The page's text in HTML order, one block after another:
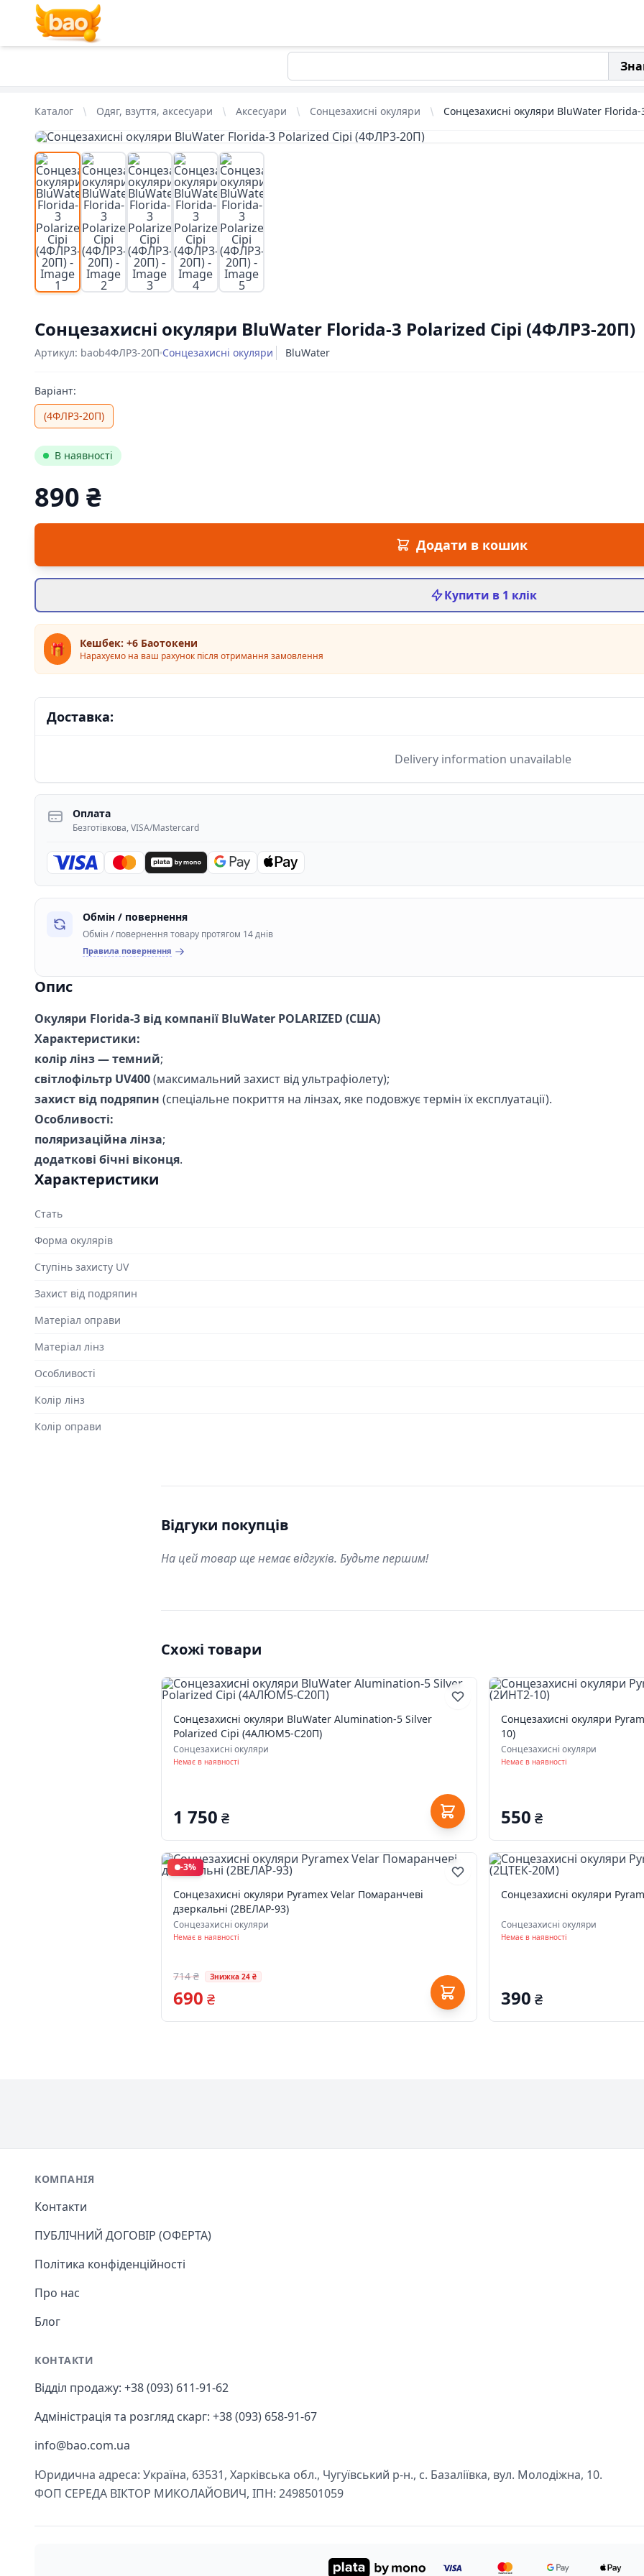
Каталог Одяг, взуття, аксесуари Аксесуари Сонцезахисні окуляри Сонцезахисні окуляри BluWater
Опис
Окуляри Florida-3 від компанії BluWater POLARIZED (США)
Характеристики:
колір лінз — темний;
світлофільтр UV400(максимальний захист від ультрафіолету);
захист від подряпин (спеціальне покриття на лінзах, яке подовжує термін їх експлуатації).
Особливості:
поляризаційна лінза;
додаткові бічні віконця.
Сонцезахисні окуляри BluWater Florida-3 Polarized Сірі (4ФЛР3-20П)
Артикул: baob4ФЛР3-20П Сонцезахисні окуляри BluWater
Варіант:
(4ФЛР3-20П)
В наявності
Цена:
890 ₴
Додати в кошик
Купити в 1 клік
🎁 Кешбек: +6 Баотокени
Нарахуємо на ваш рахунок після отримання замовлення
Доставка:
Delivery information unavailable
Оплата
Безготівкова, VISA/Mastercard
Обмін / повернення
Обмін / повернення товару протягом 14 днів
Правила повернення
Характеристики
Стать
Форма окулярів
Ступінь захисту UV
Захист від подряпин
Матеріал оправи
Матеріал лінз
Особливості
Колір лінз
Колір оправи
Відгуки покупців
На цей товар ще немає відгуків. Будьте першим!
Схожі товари
Сонцезахисні окуляри BluWater Alumination-5 Silver
Polarized Сірі (4АЛЮМ5-С20П)
Сонцезахисні окуляри
Немає в наявності
1 750 ₴
Сонцезахисні окуляри
10)
Сонцезахисні окуляри
Немає в наявності
550 ₴
-3%
Сонцезахисні окуляри Pyramex Velar Помаранчеві
дзеркальні (2ВЕЛАР-93)
Сонцезахисні окуляри
Немає в наявності
714 ₴ Знижка 24 ₴
690 ₴
Сонцезахисні окуляри
Сонцезахисні окуляри
Немає в наявності
390 ₴
Footer
КОМПАНІЯ
Контакти
ПУБЛІЧНИЙ ДОГОВІР (ОФЕРТА)
Політика конфіденційності
Про нас
Блог
КОНТАКТИ
Відділ продажу: +38 (093) 611-91-62
Адміністрація та розгляд скарг: +38 (093) 658-91-67
info@bao.com.ua
Юридична адреса: Україна, 63531, Харківська обл., Чугуївський р-н., с. Базаліївка, вул. Молодіжна, 10.
ФОП СЕРЕДА ВІКТОР МИКОЛАЙОВИЧ, ІПН: 2498501059